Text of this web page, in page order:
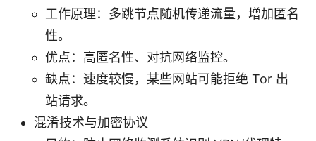
工作原理：多跳节点随机传递流量，增加匿名
性。
优点：高匿名性、对抗网络监控。
缺点：速度较慢，某些网站可能拒绝 Tor 出
站请求。
混淆技术与加密协议